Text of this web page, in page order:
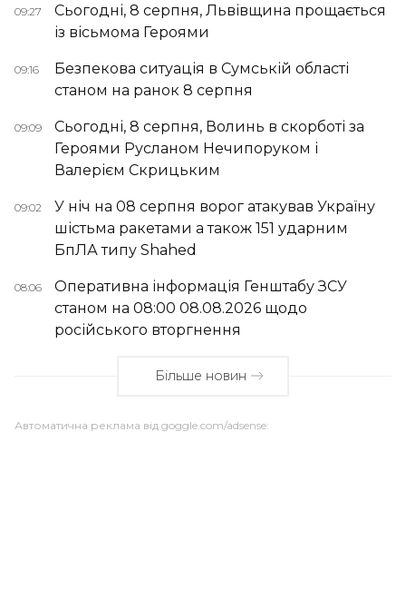
09:27
Сьогодні, 8 серпня, Львівщина прощається
із вісьмома Героями
09:16
Безпекова ситуація в Сумській області
станом на ранок 8 серпня
09:09
Сьогодні, 8 серпня, Волинь в скорботі за
Героями Русланом Нечипоруком і
Валерієм Скрицьким
09:02
У ніч на 08 серпня ворог атакував Україну
шістьма ракетами а також 151 ударним
БпЛА типу Shahed
08:06
Оперативна інформація Генштабу ЗСУ
станом на 08:00 08.08.2026 щодо
російського вторгнення
Більше новин
Автоматична реклама від goggle.com/adsense: